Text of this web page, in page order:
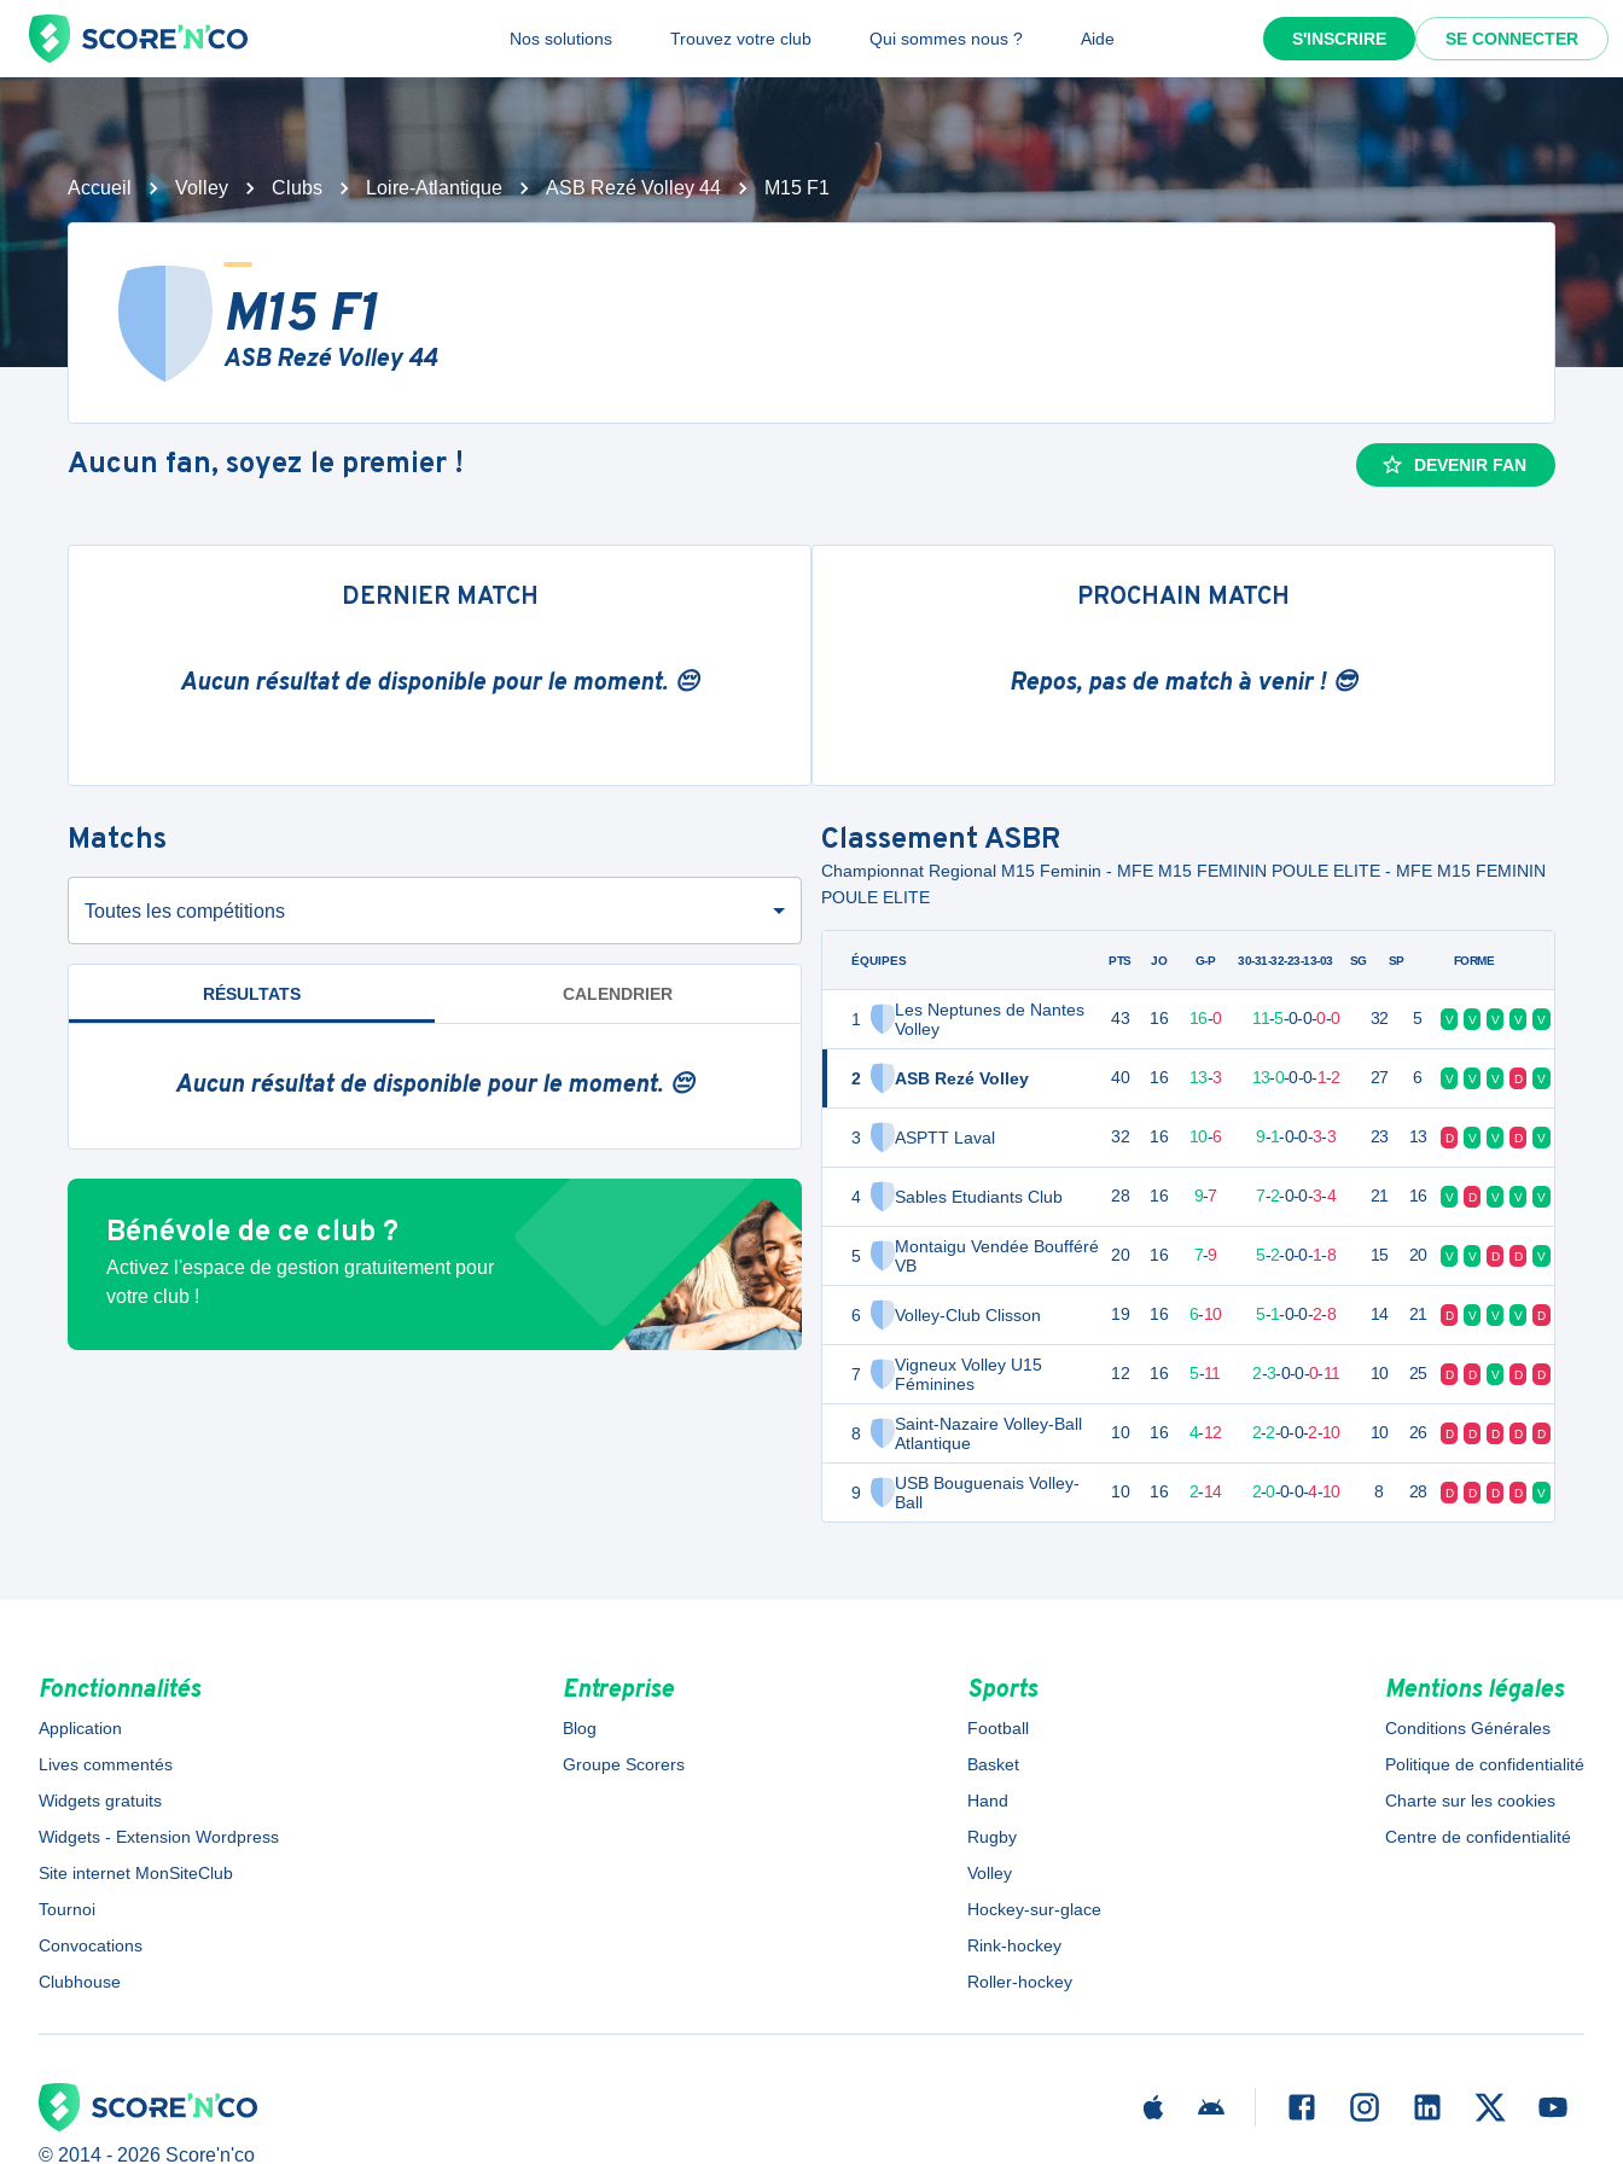
Nos solutions Trouvez votre club Qui sommes nous ? Aide S'INSCRIRE SE CONNECTER
Accueil Volley Clubs Loire-Atlantique ASB Rezé Volley 44 M15 F1
M15 F1
ASB Rezé Volley 44
Aucun fan, soyez le premier ! DEVENIR FAN
DERNIER MATCH
Aucun résultat de disponible pour le moment. 😔
PROCHAIN MATCH
Repos, pas de match à venir ! 😎
Matchs
Toutes les compétitions
RÉSULTATS CALENDRIER
Aucun résultat de disponible pour le moment. 😔
Bénévole de ce club ?
Activez l'espace de gestion gratuitement pour
votre club !
Classement ASBR
Championnat Regional M15 Feminin - MFE M15 FEMININ POULE ELITE - MFE M15 FEMININ
POULE ELITE
ÉQUIPES
1
Les Neptunes de Nantes
Volley
2 ASB Rezé Volley
3 ASPTT Laval
4 Sables Etudiants Club
5
Montaigu Vendée Boufféré
VB
6 Volley-Club Clisson
7
Vigneux Volley U15
Féminines
8
Saint-Nazaire Volley-Ball
Atlantique
9
USB Bouguenais Volley-
Ball
PTS JO G-P 30-31-32-23-13-03 SG SP FORME
43 16 16-0 11-5-0-0-0-0 32 5 V V V V V
40 16 13-3 13-0-0-0-1-2 27 6 V V V D V
32 16 10-6 9-1-0-0-3-3 23 13 D V V D V
28 16 9-7 7-2-0-0-3-4 21 16 V D V V V
20 16 7-9 5-2-0-0-1-8 15 20 V V D D V
19 16 6-10 5-1-0-0-2-8 14 21 D V V V D
12 16 5-11 2-3-0-0-0-11 10 25 D D V D D
10 16 4-12 2-2-0-0-2-10 10 26 D D D D D
10 16 2-14 2-0-0-0-4-10 8 28 D D D D V
Fonctionnalités
Application
Lives commentés
Widgets gratuits
Widgets - Extension Wordpress
Site internet MonSiteClub
Tournoi
Convocations
Clubhouse
Entreprise
Blog
Groupe Scorers
Sports
Football
Basket
Hand
Rugby
Volley
Hockey-sur-glace
Rink-hockey
Roller-hockey
Mentions légales
Conditions Générales
Politique de confidentialité
Charte sur les cookies
Centre de confidentialité
© 2014 - 2026 Score'n'co